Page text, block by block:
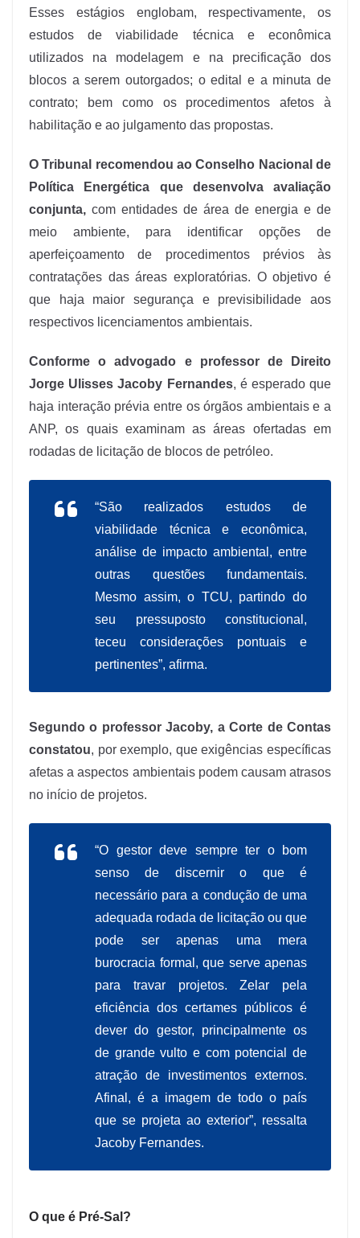
Esses estágios englobam, respectivamente, os
estudos de viabilidade técnica e econômica
utilizados na modelagem e na precificação dos
blocos a serem outorgados; o edital e a minuta de
contrato; bem como os procedimentos afetos à
habilitação e ao julgamento das propostas.
O Tribunal recomendou ao Conselho Nacional de
Política Energética que desenvolva avaliação
conjunta, com entidades de área de energia e de
meio ambiente, para identificar opções de
aperfeiçoamento de procedimentos prévios às
contratações das áreas exploratórias. O objetivo é
que haja maior segurança e previsibilidade aos
respectivos licenciamentos ambientais.
Conforme o advogado e professor de Direito
Jorge Ulisses Jacoby Fernandes, é esperado que
haja interação prévia entre os órgãos ambientais e a
ANP, os quais examinam as áreas ofertadas em
rodadas de licitação de blocos de petróleo.
“São realizados estudos de
viabilidade técnica e econômica,
análise de impacto ambiental, entre
outras questões fundamentais.
Mesmo assim, o TCU, partindo do
seu pressuposto constitucional,
teceu considerações pontuais e
pertinentes”, afirma.
Segundo o professor Jacoby, a Corte de Contas
constatou, por exemplo, que exigências específicas
afetas a aspectos ambientais podem causam atrasos
no início de projetos.
“O gestor deve sempre ter o bom
senso de discernir o que é
necessário para a condução de uma
adequada rodada de licitação ou que
pode ser apenas uma mera
burocracia formal, que serve apenas
para travar projetos. Zelar pela
eficiência dos certames públicos é
dever do gestor, principalmente os
de grande vulto e com potencial de
atração de investimentos externos.
Afinal, é a imagem de todo o país
que se projeta ao exterior”, ressalta
Jacoby Fernandes.
O que é Pré-Sal?